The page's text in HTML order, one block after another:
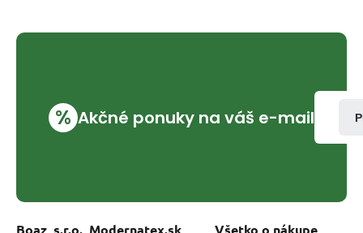
% Akčné ponuky na váš e-mail
Boaz, s.r.o., Modernatex.sk Všetko o nákupe